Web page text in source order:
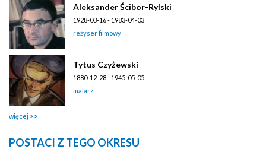
Aleksander Ścibor-Rylski
1928-03-16 - 1983-04-03
reżyser filmowy
Tytus Czyżewski
1880-12-28 - 1945-05-05
malarz
więcej
POSTACI Z TEGO OKRESU